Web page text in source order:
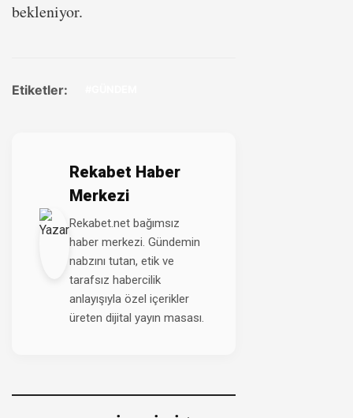
bekleniyor.
Etiketler:
Rekabet Haber
Merkezi
Rekabet.net bağımsız
haber merkezi. Gündemin
nabzını tutan, etik ve
tarafsız habercilik
anlayışıyla özel içerikler
üreten dijital yayın masası.